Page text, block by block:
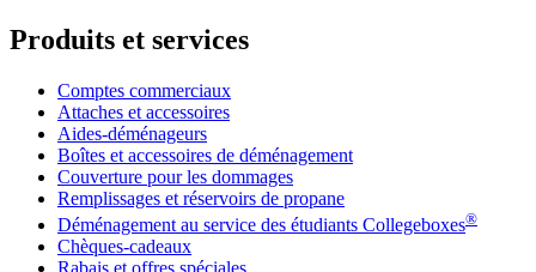
Produits et services
Comptes commerciaux
Attaches et accessoires
Aides-déménageurs
Boîtes et accessoires de déménagement
Couverture pour les dommages
Remplissages et réservoirs de propane
Déménagement au service des étudiants Collegeboxes®
Chèques-cadeaux
Rabais et offres spéciales